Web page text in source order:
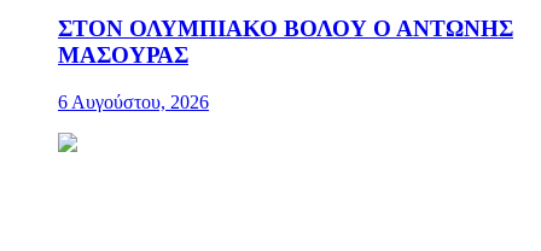
ΣΤΟΝ ΟΛΥΜΠΙΑΚΟ ΒΟΛΟΥ Ο ΑΝΤΩΝΗΣ
ΜΑΣΟΥΡΑΣ
6 Αυγούστου, 2026